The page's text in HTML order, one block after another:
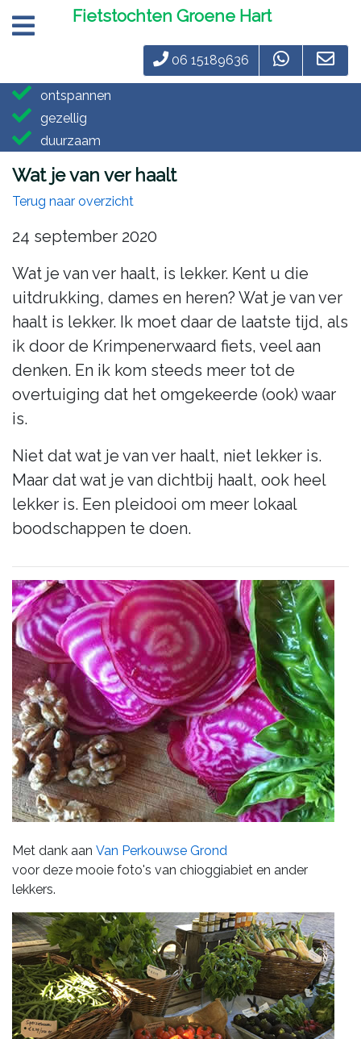
Fietstochten Groene Hart
06 15189636
ontspannen
gezellig
duurzaam
Wat je van ver haalt
Terug naar overzicht
24 september 2020
Wat je van ver haalt, is lekker. Kent u die
uitdrukking, dames en heren? Wat je van ver
haalt is lekker. Ik moet daar de laatste tijd, als
ik door de Krimpenerwaard fiets, veel aan
denken. En ik kom steeds meer tot de
overtuiging dat het omgekeerde (ook) waar
is.
Niet dat wat je van ver haalt, niet lekker is.
Maar dat wat je van dichtbij haalt, ook heel
lekker is. Een pleidooi om meer lokaal
boodschappen te doen.
Met dank aan Van Perkouwse Grond
voor deze mooie foto's van chioggiabiet en ander
lekkers.